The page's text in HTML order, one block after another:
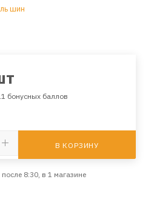
шин
бонусных баллов
В КОРЗИНУ
8:30, в 1 магазине